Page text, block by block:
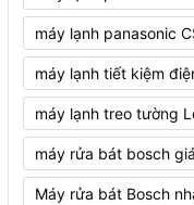
máy lạnh panasonic
máy lạnh tiết kiệm
máy lạnh treo tường
máy rửa bát bosch
Máy rửa bát Bosch